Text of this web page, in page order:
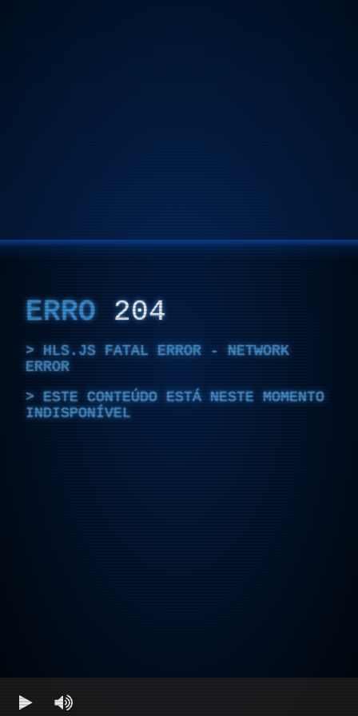
ERRO 204
HLS.JS FATAL ERROR - NETWORK
ERROR
ESTE CONTEÚDO ESTÁ NESTE MOMENTO
INDISPONÍVEL